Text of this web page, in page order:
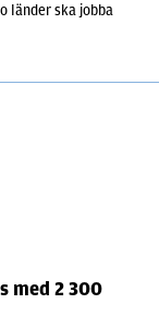
länder ska jobba
med 2 300